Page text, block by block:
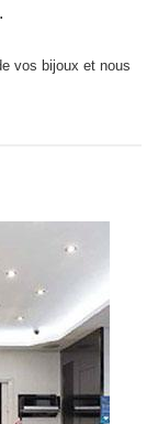
vos bijoux et nous